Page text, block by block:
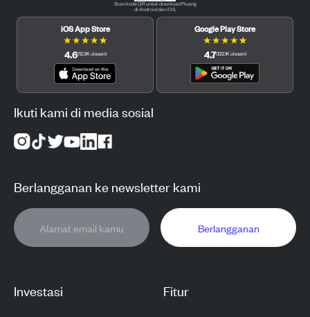
Investasi Fitur
Scan kode QR untuk download Pluang
di Android dan iOS.
iOS App Store
★★★★★
4.6(12.3K ulasan)
Google Play Store
★★★★★
4.7(122.1K ulasan)
Ikuti kami di media sosial
Berlangganan ke newsletter kami
Berlangganan